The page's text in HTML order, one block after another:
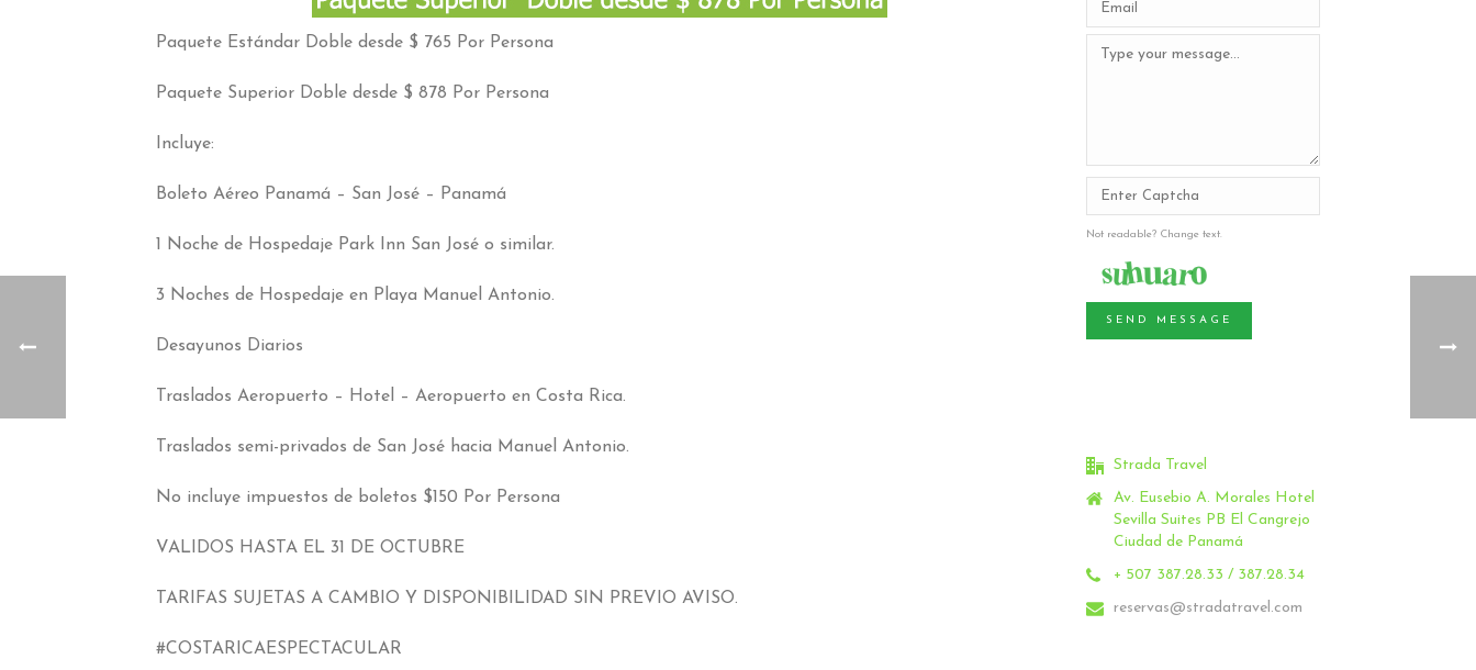
Paquete Estándar Doble desde $ 765 Por Persona
Paquete Superior Doble desde $ 878 Por Persona
Incluye:
Boleto Aéreo Panamá – San José – Panamá
1 Noche de Hospedaje Park Inn San José o similar.
3 Noches de Hospedaje en Playa Manuel Antonio.
Desayunos Diarios
Traslados Aeropuerto – Hotel – Aeropuerto en Costa Rica.
Traslados semi-privados de San José hacia Manuel Antonio.
No incluye impuestos de boletos $150 Por Persona
VALIDOS HASTA EL 31 DE OCTUBRE
TARIFAS SUJETAS A CAMBIO Y DISPONIBILIDAD SIN PREVIO AVISO.
#COSTARICAESPECTACULAR
Not readable? Change text.
SEND MESSAGE
Strada Travel
Av. Eusebio A. Morales Hotel
Sevilla Suites PB El Cangrejo
Ciudad de Panamá
+ 507 387.28.33 / 387.28.34
reservas@stradatravel.com